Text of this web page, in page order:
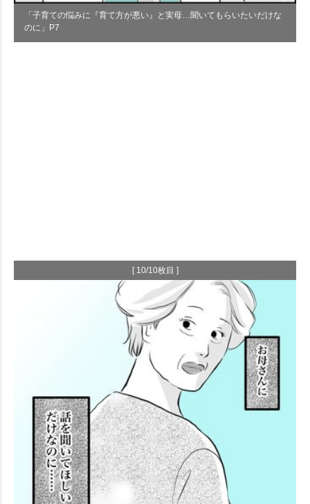
「子育ての悩みに『育て方が悪い』と実母…聞いてもらいたいだけな
のに」P7
[ 10/10枚目 ]